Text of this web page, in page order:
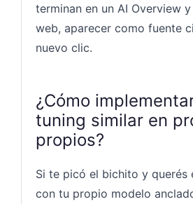
terminan en un AI Overview
web, aparecer como fuente
nuevo clic.
¿Cómo
tuning similar en
propios?
Si te picó el bichito y querés
con tu propio modelo